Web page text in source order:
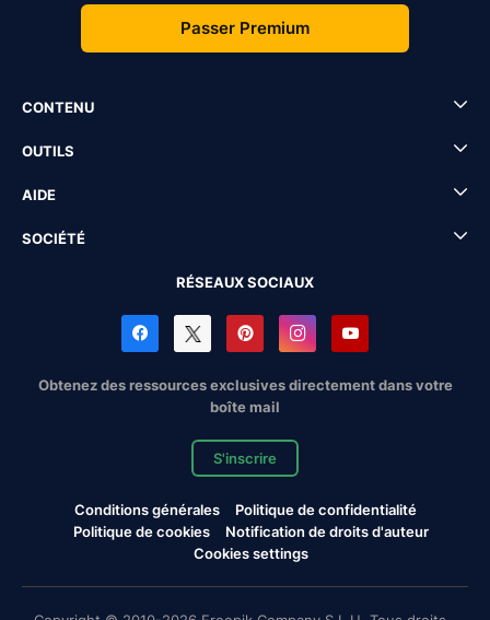
Passer Premium
CONTENU
OUTILS
AIDE
SOCIÉTÉ
RÉSEAUX SOCIAUX
Obtenez des ressources exclusives directement dans votre
boîte mail
S'inscrire
Conditions générales
Politique de confidentialité
Politique de cookies
Notification de droits d'auteur
Cookies settings